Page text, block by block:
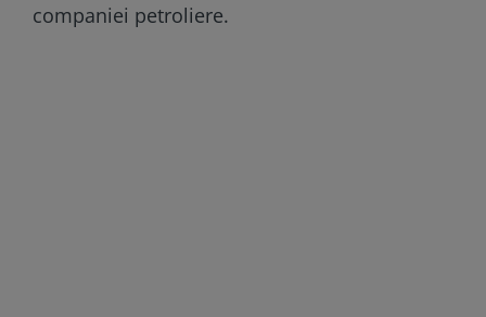
companiei petroliere.